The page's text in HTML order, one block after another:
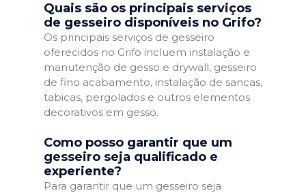
Quais são os principais serviços
de gesseiro disponíveis no Grifo?
Os principais serviços de gesseiro
oferecidos no Grifo incluem instalação e
manutenção de gesso e drywall, gesseiro
de fino acabamento, instalação de sancas,
tabicas, pergolados e outros elementos
decorativos em gesso.
Como posso garantir que um
gesseiro seja qualificado e
experiente?
Para garantir que um gesseiro seja